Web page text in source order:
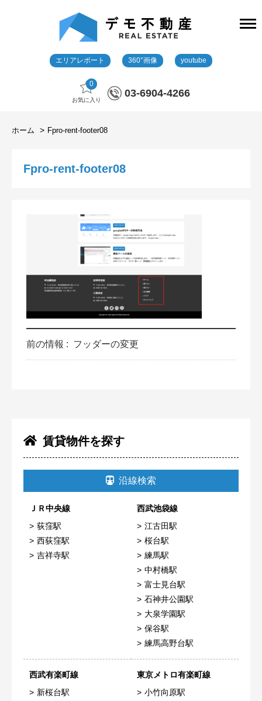
エリアレポート 360°画像 youtube
0
お気に入り
03-6904-4266
ホーム Fpro-rent-footer08
賃貸物件を探す
沿線検索
ＪＲ中央線
荻窪駅
西荻窪駅
吉祥寺駅
西武池袋線
江古田駅
桜台駅
練馬駅
中村橋駅
富士見台駅
石神井公園駅
大泉学園駅
保谷駅
練馬高野台駅
西武有楽町線
新桜台駅
東京メトロ有楽町線
小竹向原駅
Fpro-rent-footer08
前の情報 : フッダーの変更